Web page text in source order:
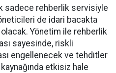
sadece rehberlik servisiyle
de idari bacakta
Yönetim ile rehberlik
sayesinde, riskli
engellenecek ve tehditler
etkisiz hale